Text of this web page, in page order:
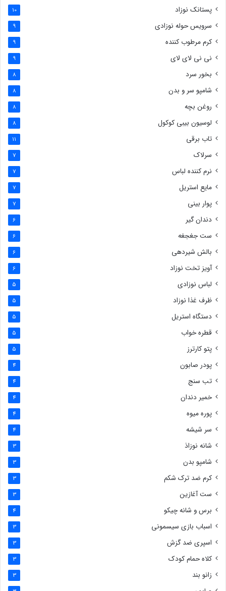
پستانک نوزاد 10
سرویس حوله نوزادی 9
کرم مرطوب کننده 9
نی نی لای لای 9
بخور سرد 8
شامپو سر و بدن 8
روغن بچه 8
لوسیون بیبی کوکول 8
تاب برقی 11
سرلاک 7
نرم کننده لباس 7
مایع استریل 7
پوار بینی 7
دندان گیر 6
ست جغجغه 6
بالش شیردهی 6
آویز تخت نوزاد 6
لباس نوزادی 5
ظرف غذا نوزاد 5
دستگاه استریل 5
قطره خواب 5
پتو کارترز 5
پودر صابون 4
تب سنج 4
خمیر دندان 4
پوره میوه 4
سر شیشه 4
شانه نوزاذ 3
شامپو بدن 3
کرم ضد ترک شکم 3
ست آغازین 3
برس و شانه چیکو 4
اسباب بازی سیسمونی 3
اسپری ضد گزش 3
کلاه حمام کودک 3
زانو بند 3